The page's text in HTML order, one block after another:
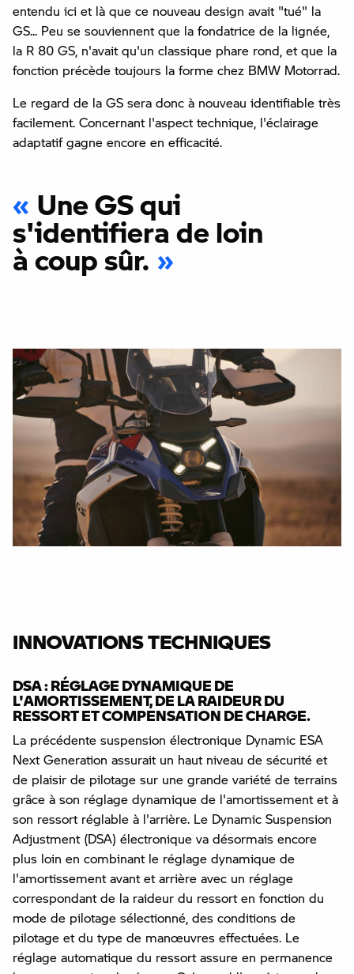
entendu ici et là que ce nouveau design avait "tué" la
GS... Peu se souviennent que la fondatrice de la lignée,
la R 80 GS, n'avait qu'un classique phare rond, et que la
fonction précède toujours la forme chez BMW Motorrad.
Le regard de la GS sera donc à nouveau identifiable très
facilement. Concernant l'aspect technique, l'éclairage
adaptatif gagne encore en efficacité.
Une GS qui
s'identifiera de loin
à coup sûr.
INNOVATIONS TECHNIQUES
DSA : RÉGLAGE DYNAMIQUE DE
L'AMORTISSEMENT, DE LA RAIDEUR DU
RESSORT ET COMPENSATION DE CHARGE.
La précédente suspension électronique Dynamic ESA
Next Generation assurait un haut niveau de sécurité et
de plaisir de pilotage sur une grande variété de terrains
grâce à son réglage dynamique de l'amortissement et à
son ressort réglable à l'arrière. Le Dynamic Suspension
Adjustment (DSA) électronique va désormais encore
plus loin en combinant le réglage dynamique de
l'amortissement avant et arrière avec un réglage
correspondant de la raideur du ressort en fonction du
mode de pilotage sélectionné, des conditions de
pilotage et du type de manœuvres effectuées. Le
réglage automatique du ressort assure en permanence